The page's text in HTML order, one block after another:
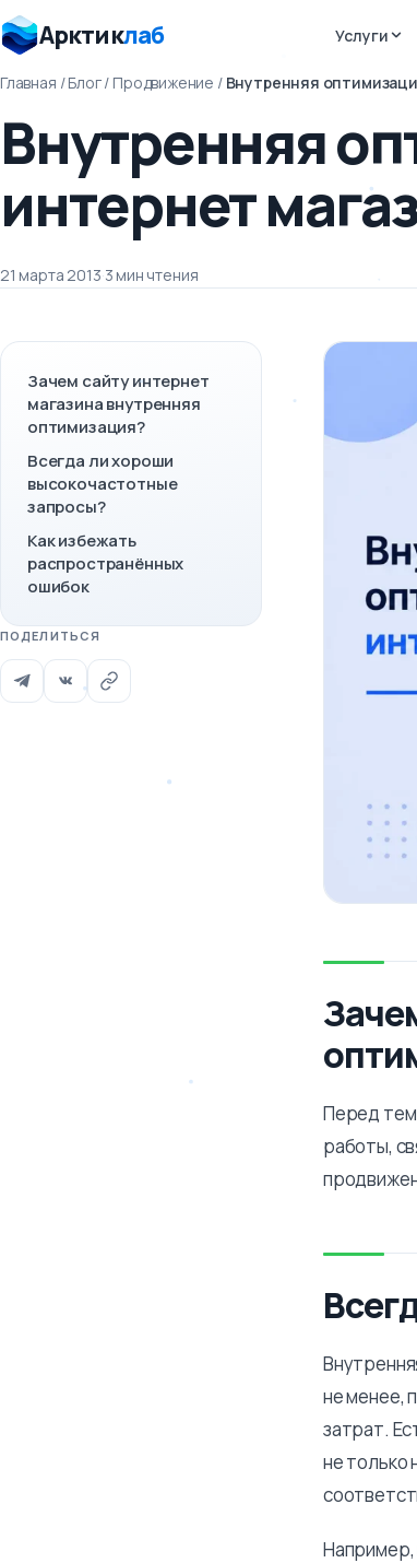
Арктиклаб Услуги
Главная /Блог/ Продвижение / Внутренняя
Внутренняя
интернет
21 марта 2013·3 мин чтения
Зачем сайту интернет
магазина внутренняя
оптимизация?
Всегда ли хороши
высокочастотные
запросы?
Как избежать
распространённых
ошибок
ПОДЕЛИТЬСЯ
Перед тем
работы,
не менее,
затрат.
не только
Например,